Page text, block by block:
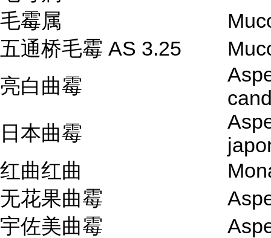
毛霉属
五通桥毛霉 AS 3.25
亮白曲霉
日本曲霉
红曲红曲
无花果曲霉
宇佐美曲霉